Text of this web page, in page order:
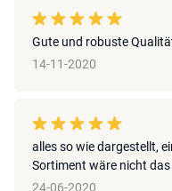
Gute und robuste
14-11-2020
alles so wie dargestellt,
Sortiment wäre nicht
24-06-2020